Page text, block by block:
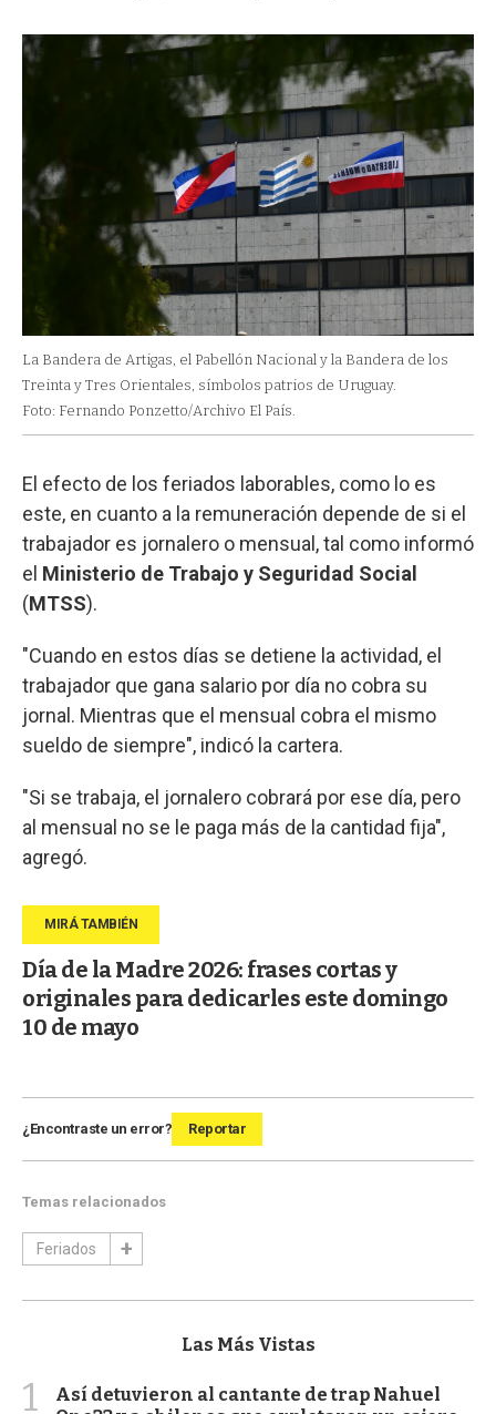
La Bandera de Artigas, el Pabellón Nacional y la Bandera de los
Treinta y Tres Orientales, símbolos patrios de Uruguay.
Foto: Fernando Ponzetto/Archivo El País.
El efecto de los feriados laborables, como lo es
este, en cuanto a la remuneración depende de si el
trabajador es jornalero o mensual, tal como informó
el Ministerio de Trabajo y Seguridad Social
(MTSS).
"Cuando en estos días se detiene la actividad, el
trabajador que gana salario por día no cobra su
jornal. Mientras que el mensual cobra el mismo
sueldo de siempre", indicó la cartera.
"Si se trabaja, el jornalero cobrará por ese día, pero
al mensual no se le paga más de la cantidad fija",
agregó.
Día de la Madre 2026: frases cortas y
originales para dedicarles este domingo
10 de mayo
¿Encontraste un error? Reportar
Temas relacionados
Feriados
Las Más Vistas
1
Así detuvieron al cantante de trap Nahuel